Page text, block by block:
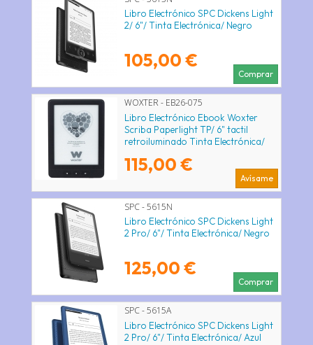
Libro Electrónico SPC Dickens Light
2/ 6"/ Tinta Electrónica/ Negro
105,00 €
Comprar
WOXTER - EB26-075
Libro Electrónico Ebook Woxter
Scriba Paperlight TP/ 6" tactil
retroiluminado Tinta Electrónica/
115,00 €
Avísame
SPC - 5615N
Libro Electrónico SPC Dickens Light
2 Pro/ 6"/ Tinta Electrónica/ Negro
125,00 €
Comprar
SPC - 5615A
Libro Electrónico SPC Dickens Light
2 Pro/ 6"/ Tinta Electrónica/ Azul